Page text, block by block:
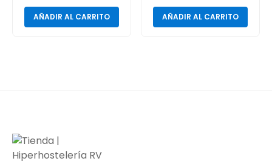
AÑADIR AL CARRITO AÑADIR AL CARRITO